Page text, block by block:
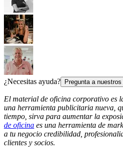
¿Necesitas ayuda? Pregunta a
El material de oficina corporativo es
una herramienta publicitaria nueva,
tiempo, sirva para aumentar la
de oficina es una herramienta de
a tu negocio credibilidad,
clientes y socios.